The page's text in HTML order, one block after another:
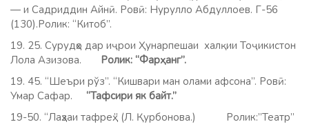
— и Садриддин Айнӣ. Ровӣ: Нурулло Абдуллоев. Г-56
(130).Ролик: “Китоб”.
19. 25. Сурудҳо дар иҷрои Ҳунарпешаи халқии Тоҷикистон
Лола Азизова. Ролик: “Фарҳанг”.
19. 45. “Шеъри рўз”. “Кишвари ман олами афсона”. Ровӣ:
Умар Сафар. “Тафсири як байт.”
19-50. “Лаҳзаи тафреҳ.” (Л. Қурбонова.) Ролик:”Театр”